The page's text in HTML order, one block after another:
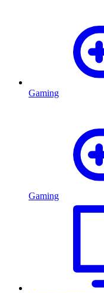
Gaming
Gaming